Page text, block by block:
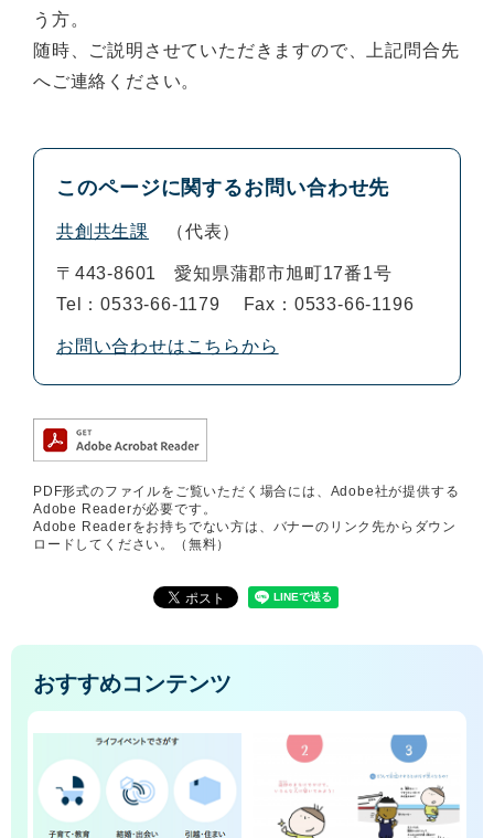
う方。
随時、ご説明させていただきますので、上記問合先
へご連絡ください。
このページに関するお問い合わせ先
共創共生課 代表
〒443-8601
愛知県蒲郡市旭町17番1号
Tel：0533-66-1179
Fax：0533-66-1196
お問い合わせはこちらから
PDF形式のファイルをご覧いただく場合には、Adobe社が提供する
Adobe Readerが必要です。
Adobe Readerをお持ちでない方は、バナーのリンク先からダウン
ロードしてください。（無料）
おすすめコンテンツ